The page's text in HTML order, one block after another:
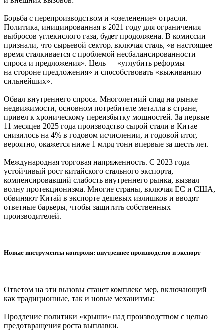
Борьба с перепроизводством и «озеленение» отрасли.
Политика, инициированная в 2021 году для ограничения
выбросов углекислого газа, будет продолжена. В комиссии
признали, что сырьевой сектор, включая сталь, «в настоящее
время сталкивается с проблемой несбалансированности
спроса и предложения». Цель — «углубить реформы
на стороне предложения» и способствовать «выживанию
сильнейших».
Обвал внутреннего спроса. Многолетний спад на рынке
недвижимости, основном потребителе металла в стране,
привел к хроническому переизбытку мощностей. За первые
11 месяцев 2025 года производство сырой стали в Китае
снизилось на 4% в годовом исчислении, и годовой итог,
вероятно, окажется ниже 1 млрд тонн впервые за шесть лет.
Международная торговая напряженность. С 2023 года
устойчивый рост китайского стального экспорта,
компенсировавший слабость внутреннего рынка, вызвал
волну протекционизма. Многие страны, включая ЕС и США,
обвиняют Китай в экспорте дешевых излишков и вводят
ответные барьеры, чтобы защитить собственных
производителей.
Новые инструменты контроля: внутреннее производство и экспорт
Ответом на эти вызовы станет комплекс мер, включающий
как традиционные, так и новые механизмы:
Продление политики «крыши» над производством с целью
предотвращения роста выплавки.